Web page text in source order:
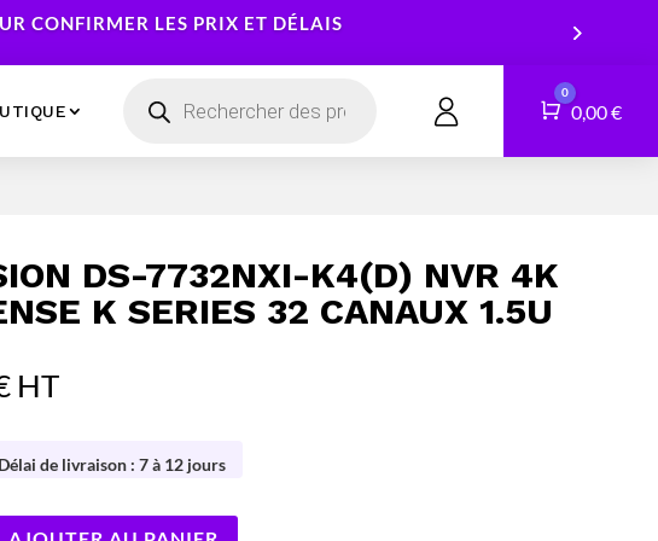
CONFIRMER LES PRIX ET DÉLAIS
CONTACT
produits
Panier
0
0,00€
DS-7732NXI-K4(D) NVR 4K
K SERIES 32 CANAUX 1.5U
HT
de livraison : 7 à 12 jours
Tablettes
Montres connectées
Services